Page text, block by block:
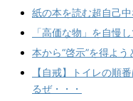
紙の本を読む超自己
「高価な物」を自慢
本から“啓示”を得よ
【自戒】トイレの順
るぜ・・・